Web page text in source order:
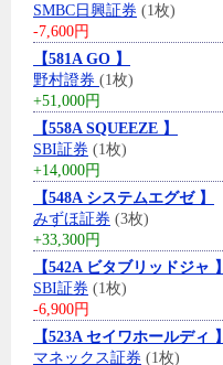
SMBC日興証券 (1枚)
-7,600円
【581A GO 】
野村證券 (1枚)
+51,000円
【558A SQUEEZE 】
SBI証券 (1枚)
+14,000円
【548A システムエグゼ 】
みずほ証券 (3枚)
+33,300円
【542A ビタブリッドジャ 】
SBI証券 (1枚)
-6,900円
【523A セイワホールディ 】
マネックス証券 (1枚)